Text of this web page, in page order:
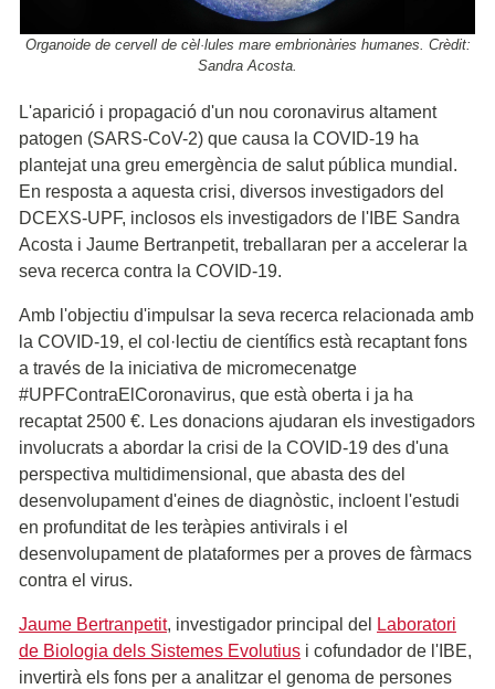
Organoide de cervell de cèl·lules mare embrionàries humanes. Crèdit:
Sandra Acosta.
L'aparició i propagació d'un nou coronavirus altament
patogen (SARS-CoV-2) que causa la COVID-19 ha
plantejat una greu emergència de salut pública mundial.
En resposta a aquesta crisi, diversos investigadors del
DCEXS-UPF, inclosos els investigadors de l'IBE Sandra
Acosta i Jaume Bertranpetit, treballaran per a accelerar la
seva recerca contra la COVID-19.
Amb l'objectiu d'impulsar la seva recerca relacionada amb
la COVID-19, el col·lectiu de científics està recaptant fons
a través de la iniciativa de micromecenatge
#UPFContraElCoronavirus, que està oberta i ja ha
recaptat 2500 €. Les donacions ajudaran els investigadors
involucrats a abordar la crisi de la COVID-19 des d'una
perspectiva multidimensional, que abasta des del
desenvolupament d'eines de diagnòstic, incloent l'estudi
en profunditat de les teràpies antivirals i el
desenvolupament de plataformes per a proves de fàrmacs
contra el virus.
Jaume Bertranpetit, investigador principal del
Laboratori
de Biologia dels Sistemes Evolutius i cofundador de l'IBE,
invertirà els fons per a analitzar el genoma de persones